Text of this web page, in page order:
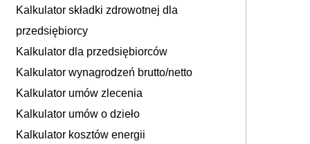
Kalkulator składki zdrowotnej dla
przedsiębiorcy
Kalkulator dla przedsiębiorców
Kalkulator wynagrodzeń brutto/netto
Kalkulator umów zlecenia
Kalkulator umów o dzieło
Kalkulator kosztów energii